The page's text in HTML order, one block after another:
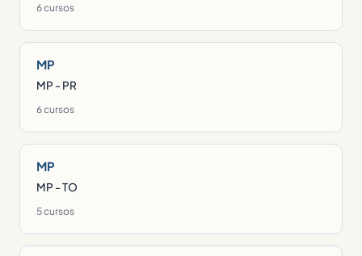
6 cursos
MP
MP - PR
6 cursos
MP
MP - TO
5 cursos